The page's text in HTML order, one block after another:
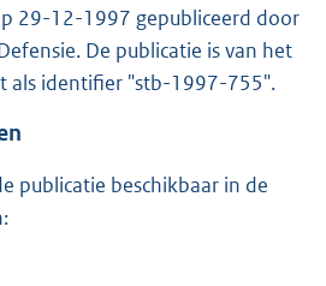
s
g
r
o
e
29-12-1997 gepubliceerd door
De publicatie is van het
als identifier "stb-1997-755".
publicatie beschikbaar in de